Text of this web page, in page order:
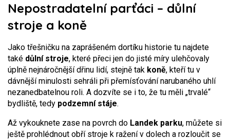
Nepostradatelní parťáci – důlní
stroje a koně
Jako třešničku na zaprášeném dortíku historie tu najdete
také důlní stroje, které přeci jen do jisté míry ulehčovaly
úplně nejnáročnější dřinu lidí, stejně tak koně, kteří tu v
dávnější minulosti sehráli při přemísťování narubaného uhlí
nezanedbatelnou roli. A dozvíte se i to, že tu měli „trvalé“
bydliště, tedy podzemní stáje.
Až vykouknete zase na povrch do Landek parku, můžete si
ještě prohlédnout obří stroje k ražení v dolech a rozloučit se